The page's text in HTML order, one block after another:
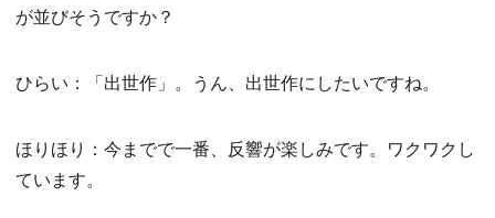
が並びそうですか？
ひらい：「出世作」。うん、出世作にしたいですね。
ほりほり：今までで一番、反響が楽しみです。ワクワクし
ています。